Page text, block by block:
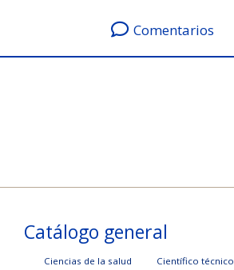
Comentarios
Catálogo general
Ciencias de la salud
Científico técnico